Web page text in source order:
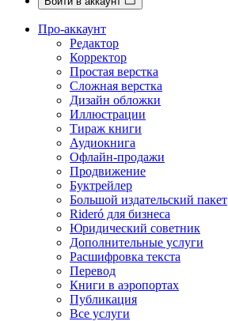
Про-аккаунт
Редактор
Корректор
Простая верстка
Сложная верстка
Дизайн обложки
Иллюстрации
Тираж книги
Аудиокнига
Офлайн-продажи
Продвижение
Буктрейлер
Большой издательский пакет
Rideró для бизнеса
Юридический советник
Дополнительные услуги
Расшифровка текста
Перевод
Книги в аэропортах
Публикация
Все услуги